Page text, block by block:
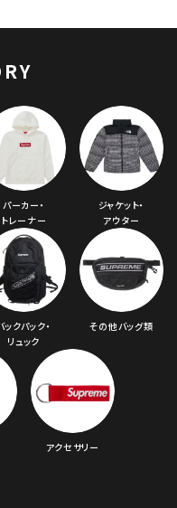
パーカー・
トレーナー
ジャケット・
アウター
ックパック・
リュック
その他バッグ類
アクセサリー